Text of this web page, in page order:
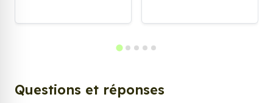
Questions et réponses